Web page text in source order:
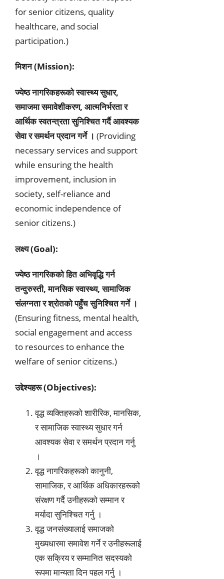
for senior citizens, quality
healthcare, and social
participation.)
मिशन (Mission):
ज्येष्ठ नागरिकहरूको स्वास्थ्य सुधार,
समाजमा समावेशीकरण, आत्मनिर्भरता र
आर्थिक स्वतन्त्रता सुनिश्चित गर्दै आवश्यक
सेवा र समर्थन प्रदान गर्ने । (Providing
necessary services and support
while ensuring the health
improvement, inclusion in
society, self-reliance and
economic independence of
senior citizens.)
लक्ष्य (Goal):
ज्येष्ठ नागरिकको हित अभिवृद्धि गर्न
तन्दुरुस्ती, मानसिक स्वास्थ्य, सामाजिक
संलग्नता र श्रोतको पहुँच सुनिश्चित गर्ने ।
(Ensuring fitness, mental health,
social engagement and access
to resources to enhance the
welfare of senior citizens.)
उद्देश्यहरू (Objectives):
वृद्ध व्यक्तिहरूको शारीरिक, मानसिक,
र सामाजिक स्वास्थ्य सुधार गर्न
आवश्यक सेवा र समर्थन प्रदान गर्नु
।
वृद्ध नागरिकहरूको कानुनी,
सामाजिक, र आर्थिक अधिकारहरूको
संरक्षण गर्दै उनीहरूको सम्मान र
मर्यादा सुनिश्चित गर्नु ।
वृद्ध जनसंख्यालाई समाजको
मुख्यधारमा समावेश गर्ने र उनीहरूलाई
एक सक्रिय र सम्मानित सदस्यको
रूपमा मान्यता दिन पहल गर्नु ।